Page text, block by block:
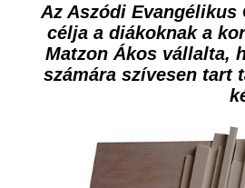
Az Aszódi
célja a diákoknak a
Matzon Ákos vállalta,
számára szívesen tart